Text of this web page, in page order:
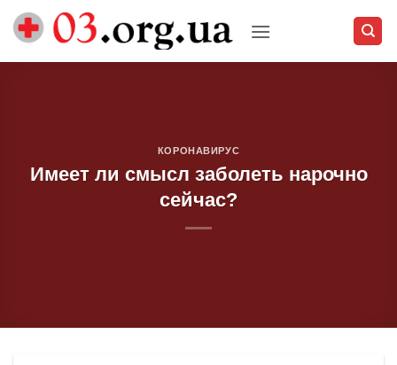
Skip
КОРОНАВИРУС
Имеет ли смысл заболеть нарочно
сейчас?